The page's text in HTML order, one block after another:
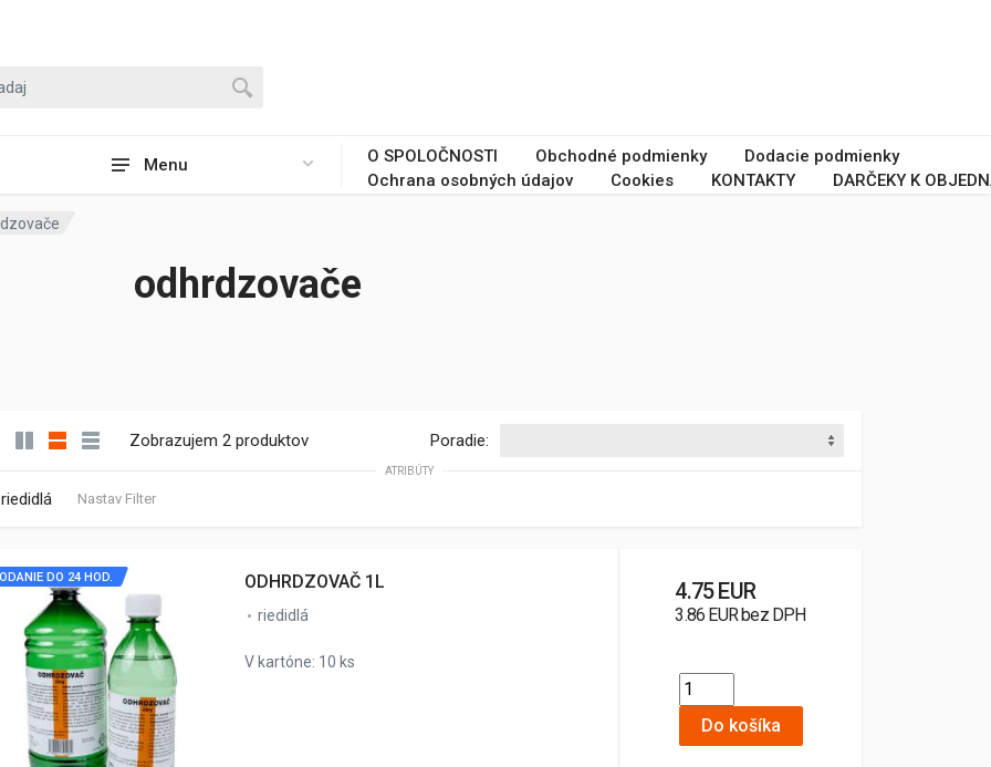
Menu O SPOLOČNOSTI Obchodné podmienky
Dodacie podmienky
Ochrana osobných údajov
Cookies KONTAKTY DARČEKY K
odhrdzovače
Zobrazujem 2 produktov Poradie:
ATRIBÚTY
riedidlá Nastav Filter
DO 24 HOD. ODHRDZOVAČ 1L
riedidlá
V kartóne: 10 ks
4.75 EUR
3.86 EUR bez DPH
Do košíka